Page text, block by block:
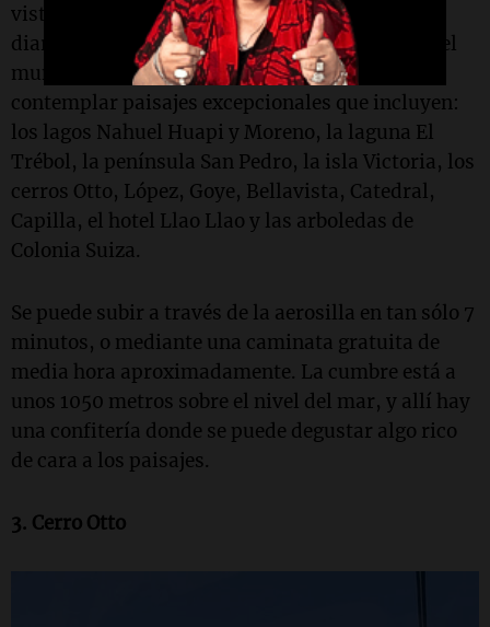
vistas que ofrece desde su cumbre, que muchos
diarios de viajes destacan como las “mejores del
mundo”. Una serie de miradores permite
contemplar paisajes excepcionales que incluyen:
los lagos Nahuel Huapi y Moreno, la laguna El
Trébol, la península San Pedro, la isla Victoria, los
cerros Otto, López, Goye, Bellavista, Catedral,
Capilla, el hotel Llao Llao y las arboledas de
Colonia Suiza.
Se puede subir a través de la aerosilla en tan sólo 7
minutos, o mediante una caminata gratuita de
media hora aproximadamente. La cumbre está a
unos 1050 metros sobre el nivel del mar, y allí hay
una confitería donde se puede degustar algo rico
de cara a los paisajes.
3. Cerro Otto